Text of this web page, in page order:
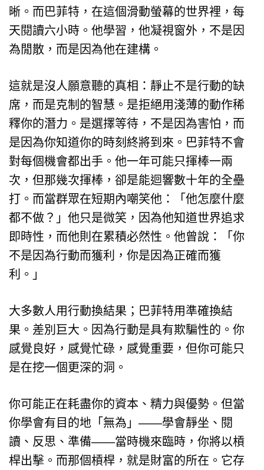
晰。而巴菲特，在這個滑動螢幕的世界裡，每
天閱讀六小時。他學習，他凝視窗外，不是因
為閒散，而是因為他在建構。
這就是沒人願意聽的真相：靜止不是行動的缺
席，而是克制的智慧。是拒絕用淺薄的動作稀
釋你的潛力。是選擇等待，不是因為害怕，而
是因為你知道你的時刻終將到來。巴菲特不會
對每個機會都出手。他一年可能只揮棒一兩
次，但那幾次揮棒，卻是能迴響數十年的全壘
打。而當群眾在短期內嘲笑他：「他怎麼什麼
都不做？」他只是微笑，因為他知道世界追求
即時性，而他則在累積必然性。他曾說：「你
不是因為行動而獲利，你是因為正確而獲
利。」
大多數人用行動換結果；巴菲特用準確換結
果。差別巨大。因為行動是具有欺騙性的。你
感覺良好，感覺忙碌，感覺重要，但你可能只
是在挖一個更深的洞。
你可能正在耗盡你的資本、精力與優勢。但當
你學會有目的地「無為」——學會靜坐、閱
讀、反思、準備——當時機來臨時，你將以槓
桿出擊。而那個槓桿，就是財富的所在。它存